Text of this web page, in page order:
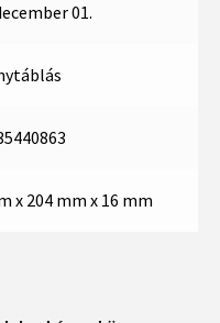
01.
x 204 mm x 16 mm